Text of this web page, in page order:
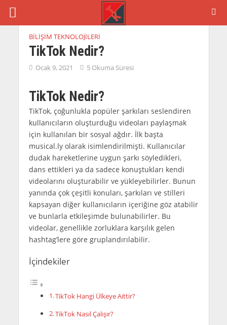
BILIŞIM TEKNOLOJILERI
TikTok Nedir?
Ocak 9, 2021 5 Okuma Süresi
TikTok Nedir?
TikTok, çoğunlukla popüler şarkıları seslendiren
kullanıcıların oluşturduğu videoları paylaşmak
için kullanılan bir sosyal ağdır. İlk başta
musical.ly olarak isimlendirilmişti. Kullanıcılar
dudak hareketlerine uygun şarkı söyledikleri,
dans ettikleri ya da sadece konuştukları kendi
videolarını oluşturabilir ve yükleyebilirler. Bunun
yanında çok çeşitli konuları, şarkıları ve stilleri
kapsayan diğer kullanıcıların içeriğine göz atabilir
ve bunlarla etkileşimde bulunabilirler. Bu
videolar, genellikle zorluklara karşılık gelen
hashtag’lere göre gruplandırılabilir.
İçindekiler
TikTok Hangi Ülkeye Aittir?
TikTok Nasıl Çalışır?